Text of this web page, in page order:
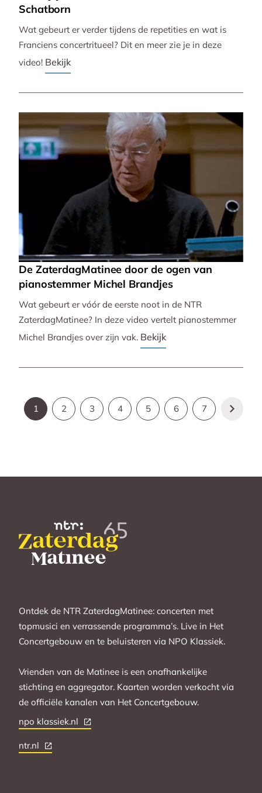
Schatborn
Wat gebeurt er verder tijdens de repetities en wat is
Franciens concertritueel? Dit en meer zie je in deze
video! Bekijk
De ZaterdagMatinee door de ogen van
pianostemmer Michel Brandjes
Wat gebeurt er vóór de eerste noot in de NTR
ZaterdagMatinee? In deze video vertelt pianostemmer
Michel Brandjes over zijn vak. Bekijk
1 2 3 4 5 6 7
Ontdek de NTR ZaterdagMatinee: concerten met
topmusici en verrassende programma’s. Live in Het
Concertgebouw en te beluisteren via NPO Klassiek.
Vrienden van de Matinee is een onafhankelijke
stichting en aggregator. Kaarten worden verkocht via
de officiële kanalen van Het Concertgebouw.
npo klassiek.nl
ntr.nl